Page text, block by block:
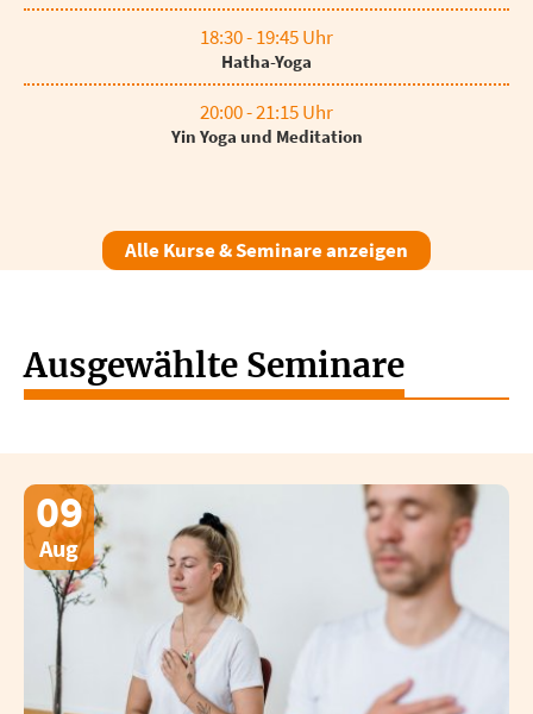
18:30 - 19:45 Uhr
Hatha-Yoga
20:00 - 21:15 Uhr
Yin Yoga und Meditation
Alle Kurse & Seminare anzeigen
Ausgewählte Seminare
09
Aug